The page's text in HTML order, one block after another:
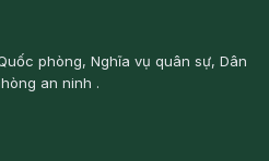
phòng, Nghĩa vụ quân sự, Dân
an ninh .